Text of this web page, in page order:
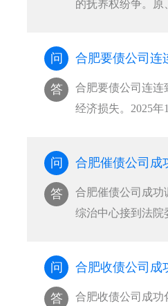
的抚养权纷争。
···
问
答
合肥要债公司连连
经济损失。2025
···
问 合肥催债公司成
答
合肥催债公司成功
综治中心接到法院
讼···
问
答
合肥收债公司成功